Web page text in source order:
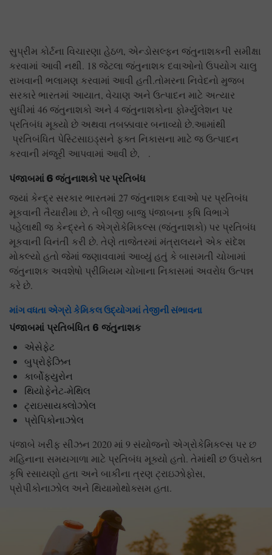
સુપ્રીમ કોર્ટના વિચારણા હેઠળ, એન્ડોસલ્ફન જંતુનાશકની સમીક્ષા
કરવામાં આવી નથી. 18 જેટલા જંતુનાશક દવાઓનો ઉપયોગ ચાલુ
રાખવાની ભલામણ કરવામાં આવી હતી.તોમરના નિવેદનો મુજબ
સરકારે ભારતમાં આયાત, વેચાણ અને ઉત્પાદન માટે અત્યાર
સુધીમાં 46 જંતુનાશકો અને 4 જંતુનાશકોના ફોર્મ્યુલેશન પર
પ્રતિબંધ મૂક્યો છે અથવા તબક્કાવાર બનાવ્યો છે.આમાંથી
પ્રતિબંધિત પેસ્ટિસાઇડ્સને ફક્ત નિકાસના માટે જ ઉત્પાદન
કરવાની મંજૂરી આપવામાં આવી છે, .
પંજાબમાં 6 જંતુનાશકો પર પ્રતિબંધ
જ્યાં કેન્દ્ર સરકાર ભારતમાં 27 જંતુનાશક દવાઓ પર પ્રતિબંધ
મૂકવાની તૈયારીમા છે, તે બીજી બાજુ પંજાબના કૃષિ વિભાગે
પહેલાથી જ કેન્દ્રને 6 એગ્રોકેમિકલ્સ (જંતુનાશકો) પર પ્રતિબંધ
મૂકવાની વિનંતી કરી છે. તેણે તાજેતરમાં મંત્રાલયને એક સંદેશ
મોકલ્યો હતો જેમાં જણાવવામાં આવ્યું હતું કે બાસમતી ચોખામાં
જંતુનાશક અવશેષો પ્રીમિયમ ચોખાના નિકાસમાં અવરોધ ઉત્પન્ન
કરે છે.
માંગ વધતા એગ્રો કેમિકલ ઉદ્યોગમાં તેજીની સંભાવના
પંજાબમાં પ્રતિબંધિત 6 જંતુનાશક
એસેફેટ
બુપ્રોફેઝિન
કાર્બોફ્યુરોન
થિયોફેનેટ-મેથિલ
ટ્રાઇસાયક્લોઝોલ
પ્રોપિકોનાઝોલ
પંજાબે ખરીફ સીઝન 2020 માં 9 સંયોજનો એગ્રોકેમિકલ્સ પર છ
મહિનાના સમયગાળા માટે પ્રતિબંધ મૂક્યો હતો. તેમાંથી છ ઉપરોક્ત
કૃષિ રસાયણો હતા અને બાકીના ત્રણ ટ્રાઇઝોફોસ,
પ્રોપીકોનાઝોલ અને થિયામોથોક્સમ હતા.